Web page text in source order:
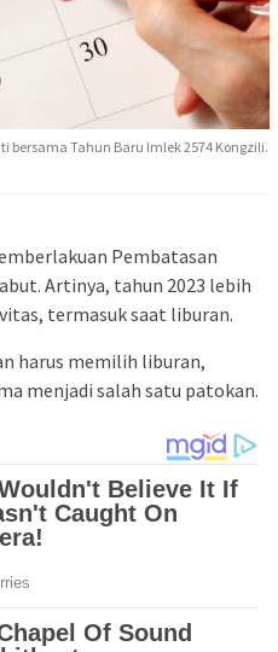
bersama Tahun Baru Imlek 2574 Kongzili.
Pembatasan
Artinya, tahun 2023 lebih
termasuk saat liburan.
harus memilih liburan,
menjadi salah satu patokan.